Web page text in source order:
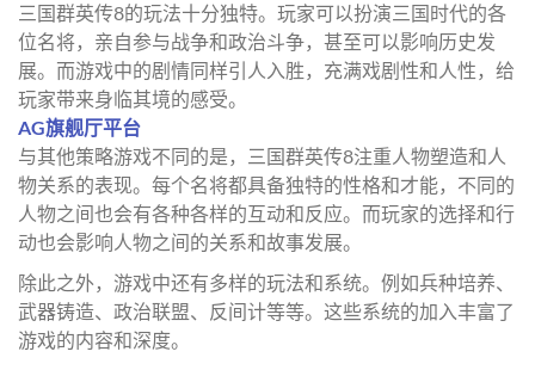
三国群英传8的玩法十分独特。玩家可以扮演三国时代的各
位名将，亲自参与战争和政治斗争，甚至可以影响历史发
展。而游戏中的剧情同样引人入胜，充满戏剧性和人性，给
玩家带来身临其境的感受。
AG旗舰厅平台
与其他策略游戏不同的是，三国群英传8注重人物塑造和人
物关系的表现。每个名将都具备独特的性格和才能，不同的
人物之间也会有各种各样的互动和反应。而玩家的选择和行
动也会影响人物之间的关系和故事发展。
除此之外，游戏中还有多样的玩法和系统。例如兵种培养、
武器铸造、政治联盟、反间计等等。这些系统的加入丰富了
游戏的内容和深度。